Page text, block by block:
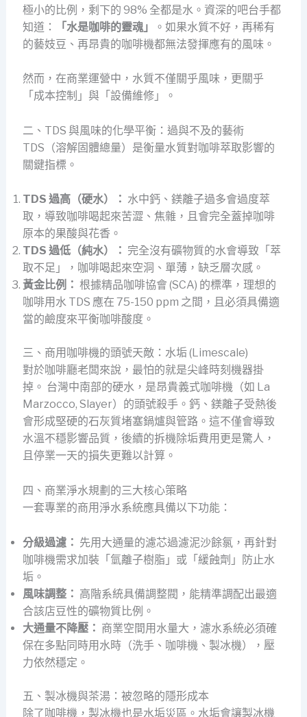
極小的比例，剩下的 98% 全都是水。資深的吧台手都
知道：
「水是咖啡的靈魂」
。如果水質不好，再稀有
的藝妓豆、再昂貴的咖啡機都無法發揮應有的風味。
然而，在商業運營中，水質不僅關乎風味，更關乎
「成本控制」與「設備維修」。
二、TDS 與風味的化學平衡：過與不及的藝術
TDS（溶解固體總量）是衡量水質對咖啡萃取影響的
關鍵指標。
TDS 過高（硬水）： 水中鈣、鎂離子過多會過度萃
取，導致咖啡喝起來苦澀、焦雜，且會完全蓋掉咖啡
原本的果酸與花香。
TDS 過低（純水）： 完全沒有礦物質的水會導致「萃
取不足」，咖啡喝起來空洞、單薄，缺乏層次感。
黃金比例： 根據精品咖啡協會 (SCA) 的標準，理想的
咖啡用水 TDS 應在 75-150 ppm 之間，且必須具備適
當的鹼度來平衡咖啡酸度。
三、商用咖啡機的頭號天敵：水垢 (Limescale)
對於咖啡廳老闆來說，最怕的就是尖峰時刻機器掛
掉。 台灣中南部的硬水，是昂貴義式咖啡機（如 La
Marzocco, Slayer）的頭號殺手。鈣、鎂離子受熱後
會形成堅硬的石灰質堵塞鍋爐與管路。這不僅會導致
水溫不穩影響品質，後續的拆機除垢費用更是驚人，
且停業一天的損失更難以計算。
四、商業淨水規劃的三大核心策略
一套專業的商用淨水系統應具備以下功能：
分級過濾： 先用大通量的濾芯過濾泥沙餘氯，再針對
咖啡機需求加裝「氫離子樹脂」或「緩蝕劑」防止水
垢。
風味調整： 高階系統具備調整閥，能精準調配出最適
合該店豆性的礦物質比例。
大通量不降壓： 商業空間用水量大，濾水系統必須確
保在多點同時用水時（洗手、咖啡機、製冰機），壓
力依然穩定。
五、製冰機與茶湯：被忽略的隱形成本
除了咖啡機，製冰機也是水垢災區。水垢會讓製冰機